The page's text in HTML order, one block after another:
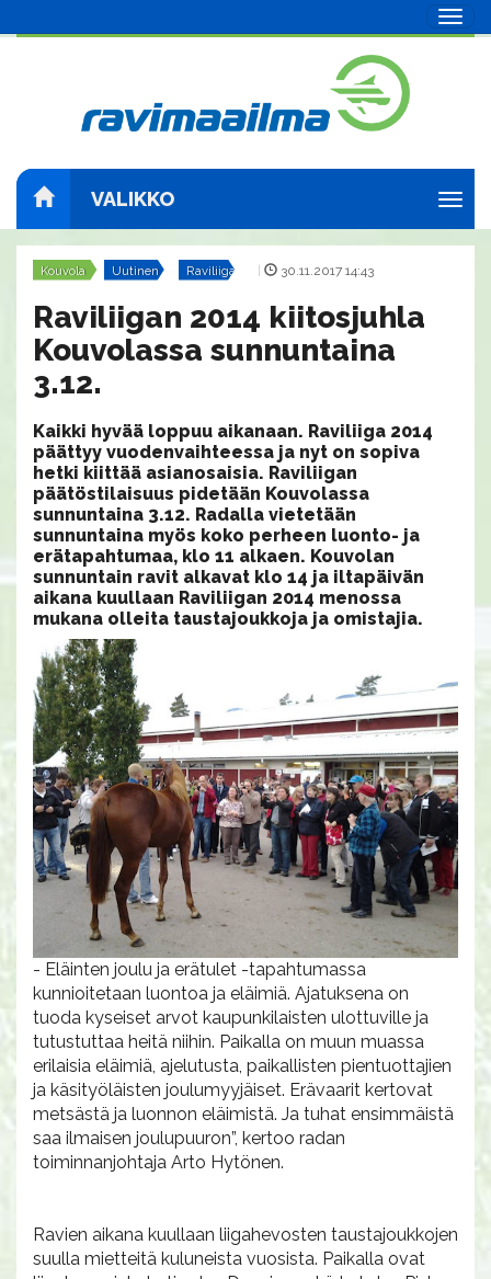
VALIKKO
Kouvola Uutinen Raviliiga | 30.11.2017 14:43
Raviliigan 2014 kiitosjuhla
Kouvolassa sunnuntaina
3.12.
Kaikki hyvää loppuu aikanaan. Raviliiga 2014
päättyy vuodenvaihteessa ja nyt on sopiva
hetki kiittää asianosaisia. Raviliigan
päätöstilaisuus pidetään Kouvolassa
sunnuntaina 3.12. Radalla vietetään
sunnuntaina myös koko perheen luonto- ja
erätapahtumaa, klo 11 alkaen. Kouvolan
sunnuntain ravit alkavat klo 14 ja iltapäivän
aikana kuullaan Raviliigan 2014 menossa
mukana olleita taustajoukkoja ja omistajia.
- Eläinten joulu ja erätulet -tapahtumassa
kunnioitetaan luontoa ja eläimiä. Ajatuksena on
tuoda kyseiset arvot kaupunkilaisten ulottuville ja
tutustuttaa heitä niihin. Paikalla on muun muassa
erilaisia eläimiä, ajelutusta, paikallisten pientuottajien
ja käsityöläisten joulumyyjäiset. Erävaarit kertovat
metsästä ja luonnon eläimistä. Ja tuhat ensimmäistä
saa ilmaisen joulupuuron”, kertoo radan
toiminnanjohtaja Arto Hytönen.
Ravien aikana kuullaan liigahevosten taustajoukkojen
suulla mietteitä kuluneista vuosista. Paikalla ovat